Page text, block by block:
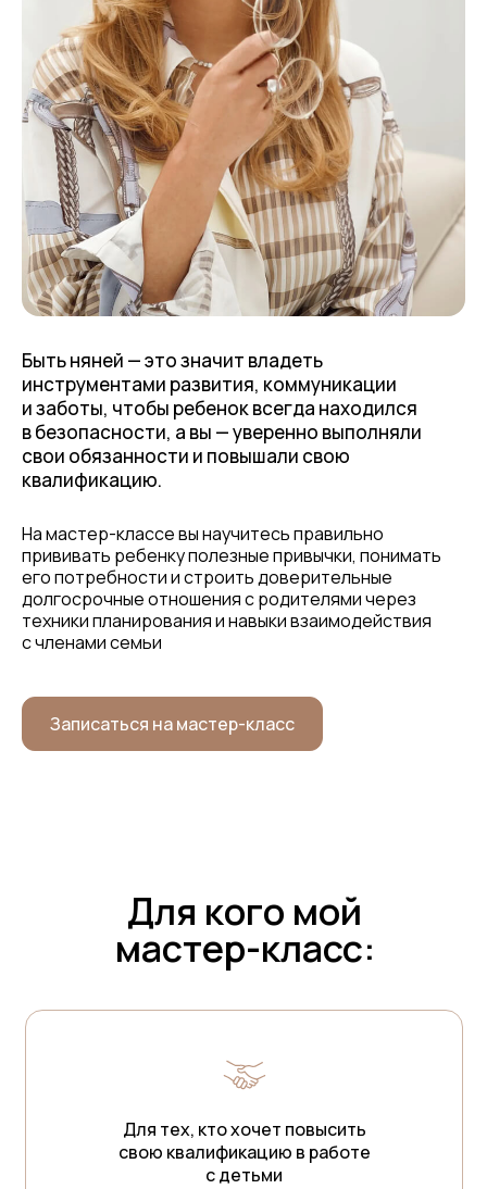
Быть няней — это значит владеть
инструментами развития, коммуникации
и заботы, чтобы ребенок всегда находился
в безопасности, а вы — уверенно выполняли
свои обязанности и повышали свою
квалификацию.
На мастер-классе вы научитесь правильно
прививать ребенку полезные привычки, понимать
его потребности и строить доверительные
долгосрочные отношения с родителями через
техники планирования и навыки взаимодействия
с членами семьи
Записаться на мастер-класс
Для кого мой
мастер-класс:
Для тех, кто хочет повысить
свою квалификацию в работе
с детьми